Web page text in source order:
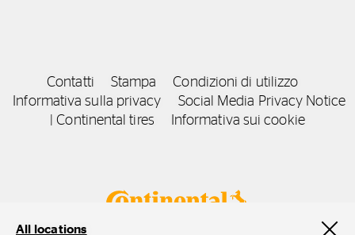
All locations
Contatti Stampa
Condizioni di utilizzo
Informativa sulla privacy
Social Media Privacy Notice
| Continental tires
Informativa sui cookie